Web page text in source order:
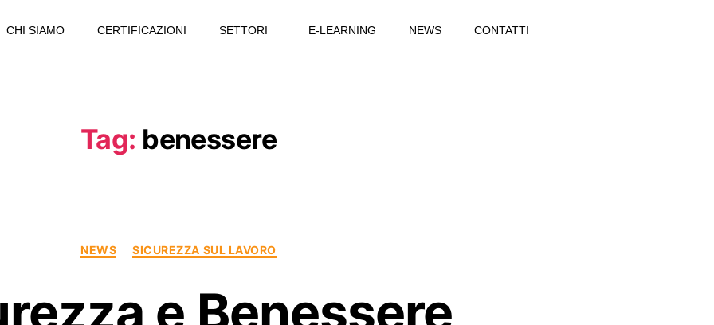
CHI SIAMO CERTIFICAZIONI SETTORI E-LEARNING NEWS CONTATTI
Tag: benessere
NEWS SICUREZZA SUL LAVORO
e Benessere